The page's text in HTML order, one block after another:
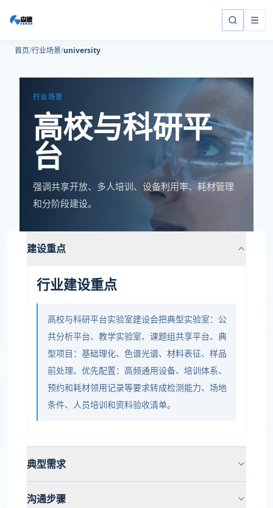
首页 行业场景 university
行业场景
高校与科研平
台
强调共享开放、多人培训、设备利用率、耗材管理
和分阶段建设。
建设重点
行业建设重点
高校与科研平台实验室建设会把典型实验室：公
共分析平台、教学实验室、课题组共享平台、典
型项目：基础理化、色谱光谱、材料表征、样品
前处理、优先配置：高频通用设备、培训体系、
预约和耗材领用记录等要求转成检测能力、场地
条件、人员培训和资料验收清单。
典型需求
沟通步骤